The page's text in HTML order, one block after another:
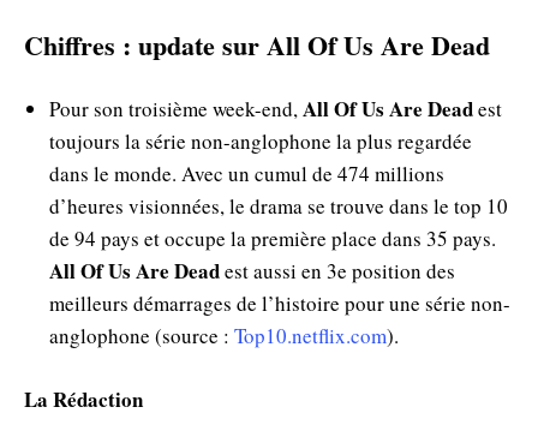
Chiffres : update sur All Of Us Are Dead
Pour son troisième week-end,All Of Us Are Deadest
toujours la série non-anglophone la plus regardée
dans le monde. Avec un cumul de 474 millions
d’heures visionnées, le drama se trouve dans le top 10
de 94 pays et occupe la première place dans 35 pays.
All Of Us Are Deadest aussi en 3e position des
meilleurs démarrages de l’histoire pour une série non-
anglophone (source : Top10.netflix.com).
La Rédaction